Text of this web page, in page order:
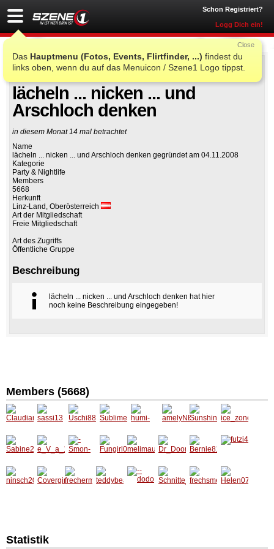
Schon Registriert?
Logg Dich ein!
Das Hauptmenu (Fotos, Events, Flirtfinder, ...) findest du
links oben, wenn du auf das Menuicon / Szene1 Logo tippst.
Close
Gruppe beitreten
Auf Facebook teilen
lächeln ... nicken ... und
Arschloch denken
in diesem Monat 14 mal betrachtet
Name
lächeln ... nicken ... und Arschloch denken gegründet am 04.11.2008
Kategorie
Party & Nightlife
Members
5668
Herkunft
Linz-Land, Oberösterreich
Art der Mitgliedschaft
Freie Mitgliedschaft
Art des Zugriffs
Öffentliche Gruppe
Beschreibung
lächeln ... nicken ... und Arschloch denken hat hier
noch keine Beschreibung eingegeben!
Members (5668)
Claudia
mausal
sassi13
Uschi8
8
Sublim
e
humi-
amelyN
EW
Sunshi
ne1984
ice_zon
e
Sabine
2802
e_V_a_
1985
-Smon-
Fungirl
01
melima
us19
Dr_Doo
m
Bernie8
1
futzi4
Statistik